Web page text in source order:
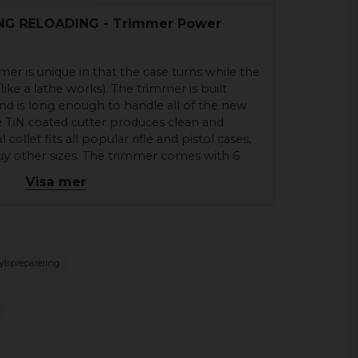
RELOADING - Trimmer Power
is unique in that the case turns while the
a lathe works). The trimmer is built
is long enough to handle all of the new
coated cutter produces clean and
collet fits all popular rifle and pistol cases,
other sizes. The trimmer comes with 6
.277 caliber, 7mm, and .30 caliber It also
brushes (.22 thru .30 caliber) and large
Pilots for additional calibers are
Visa mer